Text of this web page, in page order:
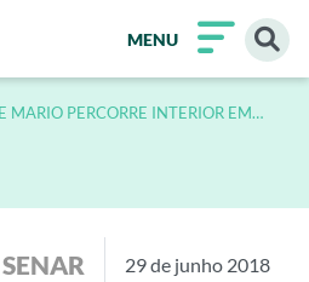
MENU
MARIO PERCORRE INTERIOR EM
SENAR 29 de junho 2018